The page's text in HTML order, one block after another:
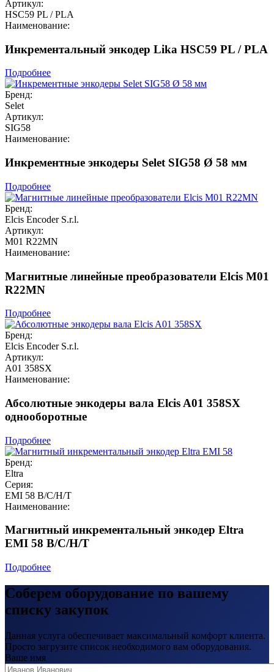
Артикул:
HSC59 PL / PLA
Наименование:
Инкрементальный энкодер Lika HSC59 PL / PLA
Подробнее
Бренд:
Selet
Артикул:
SIG58
Наименование:
Инкрементные энкодеры Selet SIG58 Ø 58 мм
Подробнее
Бренд:
Elcis Encoder S.r.l.
Артикул:
M01 R22MN
Наименование:
Магнитные линейные преобразователи Elcis M01
R22MN
Подробнее
Бренд:
Elcis Encoder S.r.l.
Артикул:
A01 358SX
Наименование:
Абсолютные энкодеры вала Elcis A01 358SX
однооборотные
Подробнее
Бренд:
Eltra
Серия:
EMI 58 B/C/H/T
Наименование:
Магнитный инкрементальный энкодер Eltra
EMI 58 B/C/H/T
Подробнее
Соберем оборудование по вашему
списку закупок
Данная услуга обеспечивает максимальный комфорт клиента.
Просто загрузите список необходимого вам оборудования.
Ваше имя